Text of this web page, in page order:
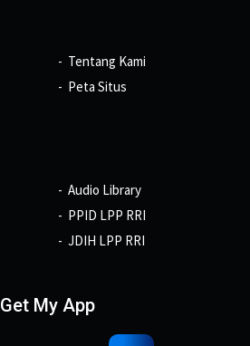
Tentang Kami
Peta Situs
Audio Library
PPID LPP RRI
JDIH LPP RRI
Get My App